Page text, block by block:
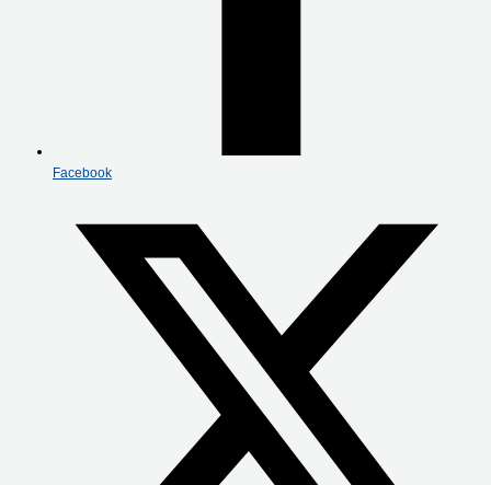
Facebook